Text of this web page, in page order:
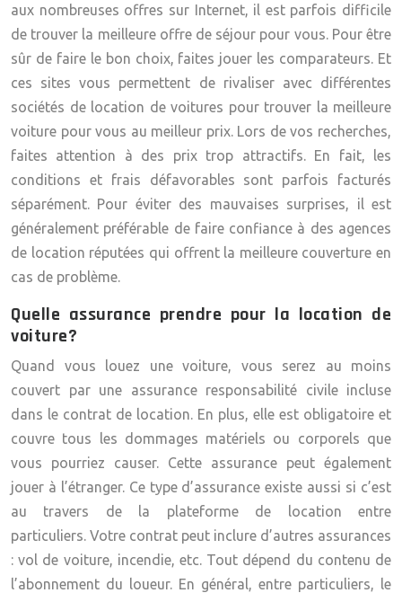
aux nombreuses offres sur Internet, il est parfois difficile
de trouver la meilleure offre de séjour pour vous. Pour être
sûr de faire le bon choix, faites jouer les comparateurs. Et
ces sites vous permettent de rivaliser avec différentes
sociétés de location de voitures pour trouver la meilleure
voiture pour vous au meilleur prix. Lors de vos recherches,
faites attention à des prix trop attractifs. En fait, les
conditions et frais défavorables sont parfois facturés
séparément. Pour éviter des mauvaises surprises, il est
généralement préférable de faire confiance à des agences
de location réputées qui offrent la meilleure couverture en
cas de problème.
Quelle assurance prendre pour la location de
voiture?
Quand vous louez une voiture, vous serez au moins
couvert par une assurance responsabilité civile incluse
dans le contrat de location. En plus, elle est obligatoire et
couvre tous les dommages matériels ou corporels que
vous pourriez causer. Cette assurance peut également
jouer à l’étranger. Ce type d’assurance existe aussi si c’est
au travers de la plateforme de location entre
particuliers. Votre contrat peut inclure d’autres assurances
: vol de voiture, incendie, etc. Tout dépend du contenu de
l’abonnement du loueur. En général, entre particuliers, le